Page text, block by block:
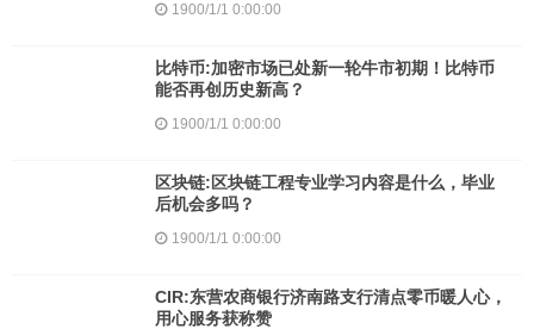
1900/1/1 0:00:00
比特币:加密市场已处新一轮牛市初期！比特币
能否再创历史新高？
1900/1/1 0:00:00
区块链:区块链工程专业学习内容是什么，毕业
后机会多吗？
1900/1/1 0:00:00
CIR:东营农商银行济南路支行清点零币暖人心，
用心服务获称赞